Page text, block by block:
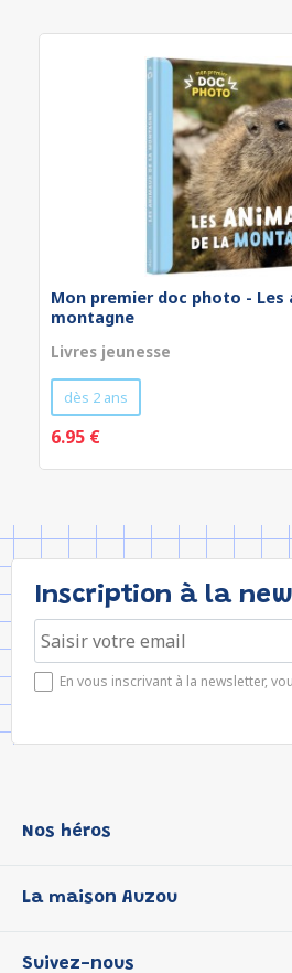
Mon premier doc photo - Les
montagne
Livres jeunesse
dès 2 ans
6.95 €
Inscription à la
En vous inscrivant à la newsletter,
Nos héros
P'tit Loup
La maison Auzou
Suivez-nous